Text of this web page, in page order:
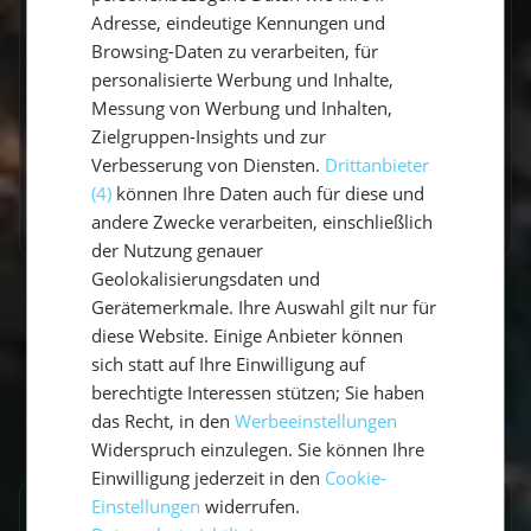
Du möchtest zum ersten Mal in Griechenland
segeln oder suchst eine entspannte Route
ohne lange Schläge?Dann ist 7 Tage
Kykladen...
Mehr erfahren
Adresse, eindeutige Kennungen und
Browsing-Daten zu verarbeiten, für
personalisierte Werbung und Inhalte,
Messung von Werbung und Inhalten,
Zielgruppen-Insights und zur
Verbesserung von Diensten. Drittanbieter
(4) können Ihre Daten auch für diese und
andere Zwecke verarbeiten, einschließlich
der Nutzung genauer
Geolokalisierungsdaten und
Gerätemerkmale. Ihre Auswahl gilt nur für
diese Website. Einige Anbieter können
sich statt auf Ihre Einwilligung auf
berechtigte Interessen stützen; Sie haben
das Recht, in denWerbeeinstellungen
Widerspruch einzulegen. Sie können Ihre
Einwilligung jederzeit in den Cookie-
Einstellungen widerrufen.